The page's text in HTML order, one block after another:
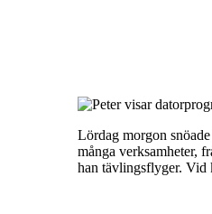
Lördag morgon
många verksamheter,
han tävlingsflyger. Vid